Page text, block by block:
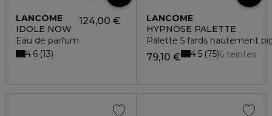
LANCÔME
IDOLE NOW
Eau de parfum
124,00 €
4.6 13
LANCÔME
HYPNÔSE PALETTE
Palette 5 fards hautement
79,10 € 6 teintes
4.5 75